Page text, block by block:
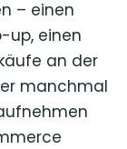
– einen
up, einen
an der
manchmal